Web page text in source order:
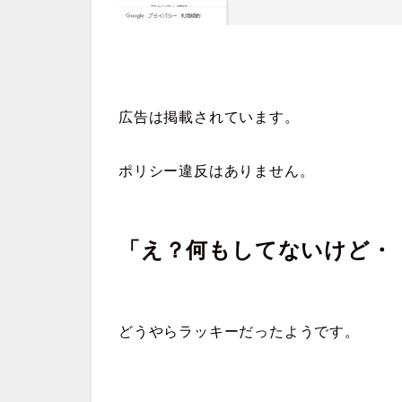
広告は掲載されています。
ポリシー違反はありません。
「え？何もしてないけど・
どうやらラッキーだったようです。